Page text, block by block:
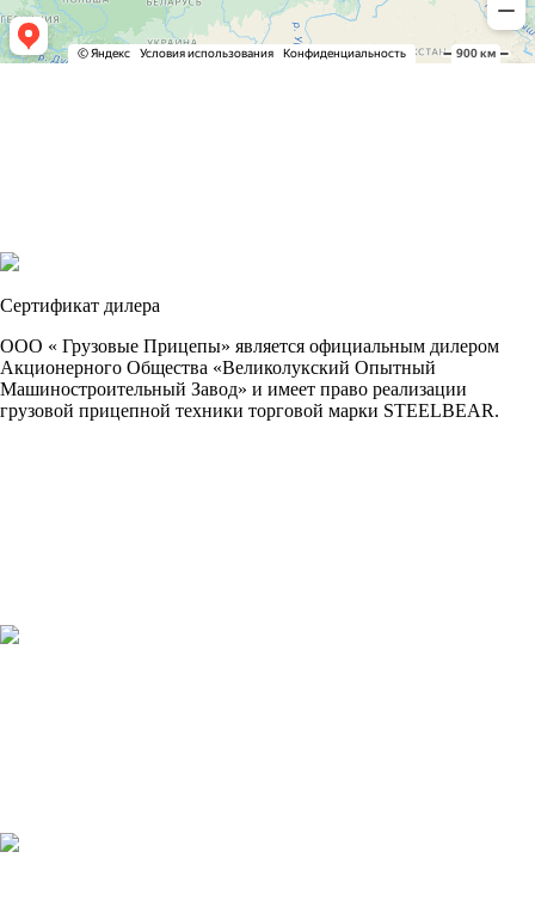
Сертификат дилера
ООО « Грузовые Прицепы» является официальным дилером
Акционерного Общества «Великолукский Опытный
Машиностроительный Завод» и имеет право реализации
грузовой прицепной техники торговой марки STEELBEAR.